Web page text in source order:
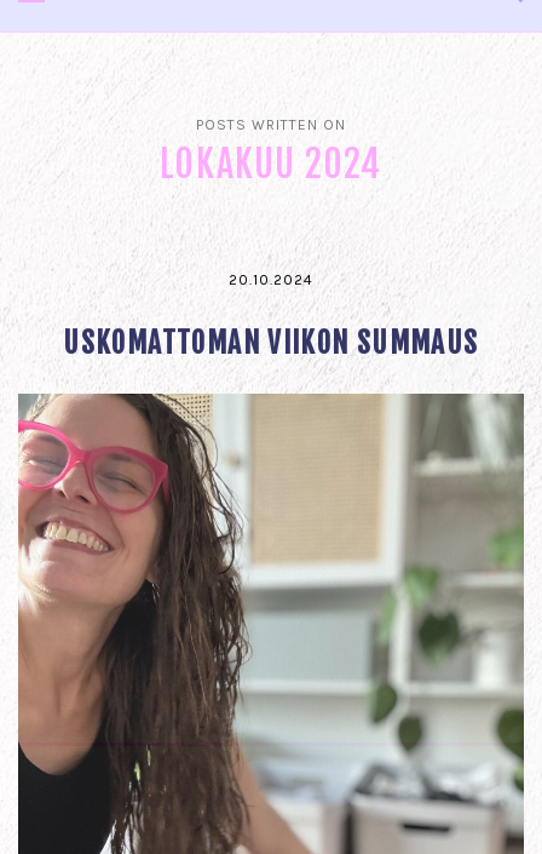
POSTS WRITTEN ON
LOKAKUU 2024
20.10.2024
USKOMATTOMAN VIIKON SUMMAUS